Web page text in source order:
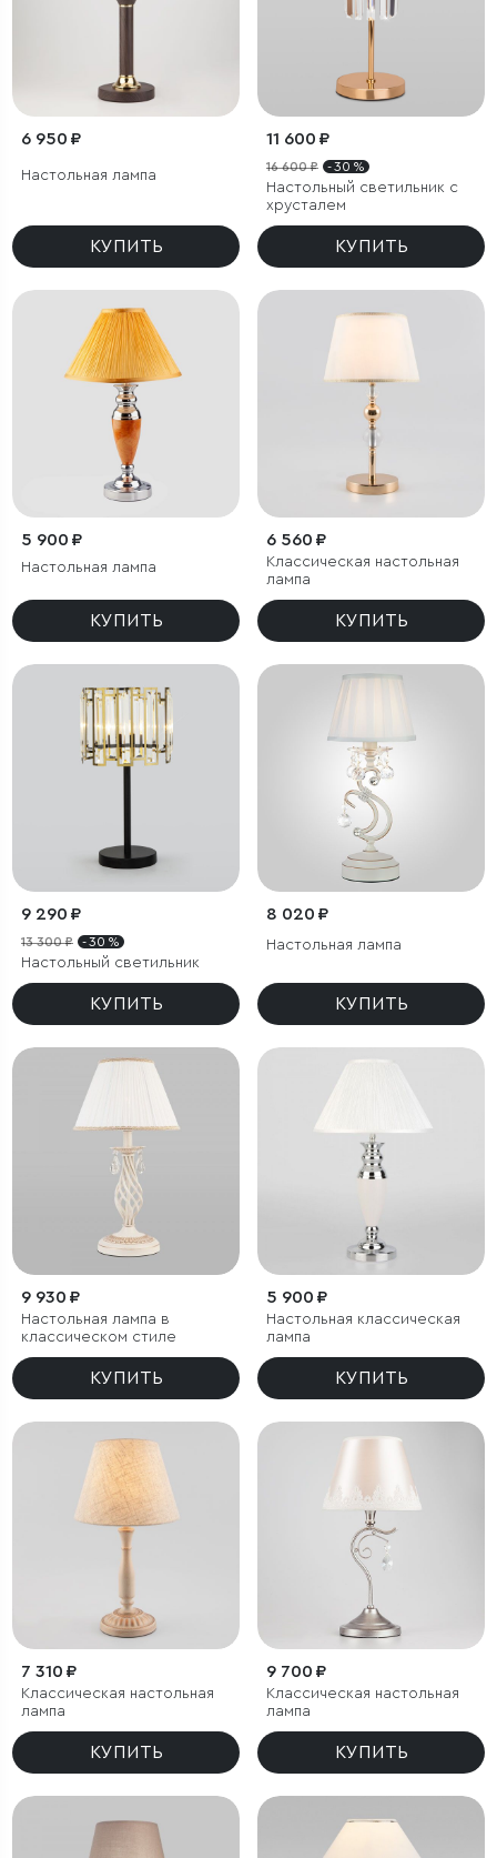
6 950 ₽
Настольная лампа
КУПИТЬ
11 600 ₽
16 600 ₽ - 30 %
Настольный светильник с
хрусталем
КУПИТЬ
5 900 ₽
Настольная лампа
КУПИТЬ
6 560 ₽
Классическая настольная
лампа
КУПИТЬ
9 290 ₽
13 300 ₽ - 30 %
Настольный светильник
КУПИТЬ
8 020 ₽
Настольная лампа
КУПИТЬ
9 930 ₽
Настольная лампа в
классическом стиле
КУПИТЬ
5 900 ₽
Настольная классическая
лампа
КУПИТЬ
7 310 ₽
Классическая настольная
лампа
КУПИТЬ
9 700 ₽
Классическая настольная
лампа
КУПИТЬ